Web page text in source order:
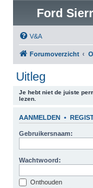
Ford
V&A
Forumoverzicht
Uitleg
Je hebt niet de juiste
lezen.
AANMELDEN •
Gebruikersnaam:
Wachtwoord:
Onthouden